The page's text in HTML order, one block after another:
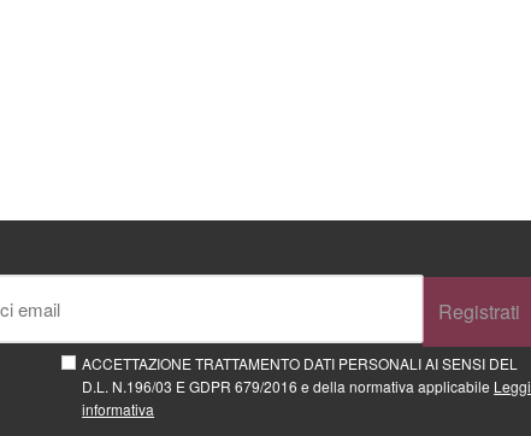
Registrati
ACCETTAZIONE TRATTAMENTO DATI PERSONALI AI SENSI DEL
D.L. N.196/03 E GDPR 679/2016 e della normativa applicabile Leggi
informativa